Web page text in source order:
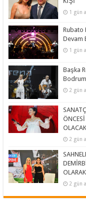
1 gün
Rubato
Devam
1 gün
Başka
2 gün
ÖNCESİ
2 gün
2 gün